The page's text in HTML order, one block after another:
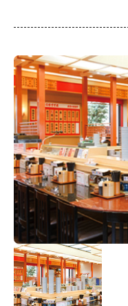
イベント情報
レンタサイクル
宿場町を歩こう！なめ
かわ宿場回廊
HOME
お知らせ
なめりかワット？